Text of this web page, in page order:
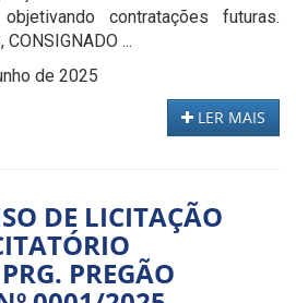
contratações futuras.
CONSIGNADO ...
de 2025
LER MAIS
DE LICITAÇÃO
PREGÃO